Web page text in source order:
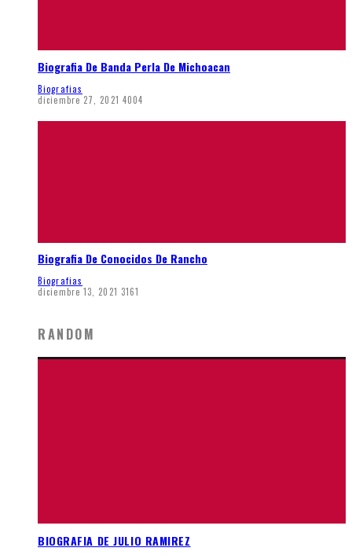
Biografia De Banda Perla De Michoacan
Biografias
diciembre 27, 2021 4004
Biografia De Conocidos De Rancho
Biografias
diciembre 13, 2021 3161
RANDOM
BIOGRAFIA DE JULIO RAMIREZ